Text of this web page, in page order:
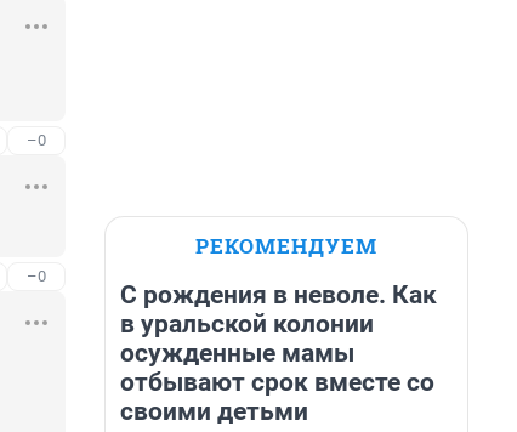
–0
–0
РЕКОМЕНДУЕМ
С рождения в неволе. Как
в уральской колонии
осужденные мамы
отбывают срок вместе со
своими детьми